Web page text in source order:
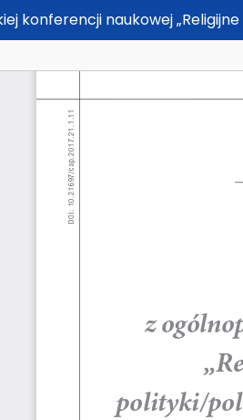
konferencji naukowej